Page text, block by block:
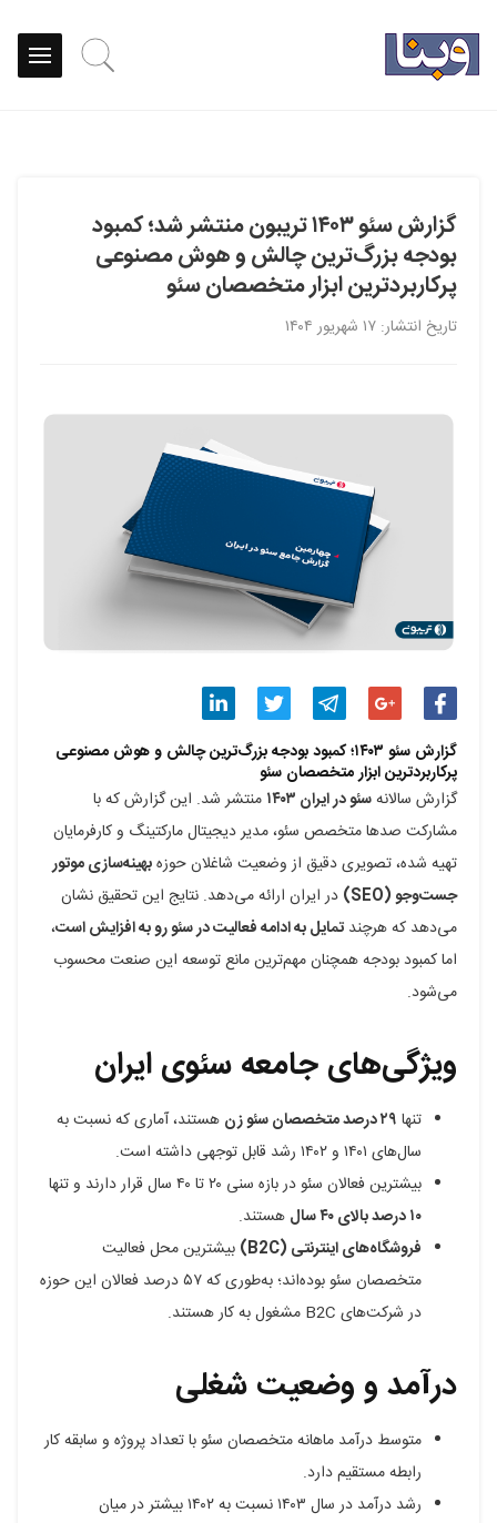
گزارش سئو ۱۴۰۳ تریبون منتشر شد؛ کمبود
بودجه بزرگ‌ترین چالش و هوش مصنوعی
پرکاربردترین ابزار متخصصان سئو
تاریخ انتشار: ۱۷ شهریور ۱۴۰۴
اشتراک
گذاری
در
فیسبوک
اشتراک
گذاری
در
گوگل
پلاس
اشتراک
گذاری
در
تلگرام
اشتراک
گذاری
در
توییتر
اشتراک
در
لینکدین
گزارش سئو ۱۴۰۳؛ کمبود بودجه بزرگ‌ترین چالش و هوش مصنوعی
پرکاربردترین ابزار متخصصان سئو
گزارش سالانهسئو در ایران ۱۴۰۳
منتشر شد. این گزارش که با
مشارکت صدها متخصص سئو، مدیر دیجیتال مارکتینگ و کارفرمایان
تهیه شده، تصویری دقیق از وضعیت شاغلان حوزهبهینه‌سازی موتور
جست‌وجو (SEO)
در ایران ارائه می‌دهد. نتایج این تحقیق نشان
می‌دهد که هرچند تمایل به ادامه فعالیت در سئو رو به افزایش است،
اما کمبود بودجه همچنان مهم‌ترین مانع توسعه این صنعت محسوب
می‌شود.
ویژگی‌های جامعه سئوی ایران
تنها ۲۹ درصد متخصصان سئو زن
هستند، آماری که نسبت به
سال‌های ۱۴۰۱ و ۱۴۰۲ رشد قابل توجهی داشته است.
بیشترین فعالان سئو در بازه سنی ۲۰ تا ۴۰ سال قرار دارند و تنها
۱۰ درصد بالای ۴۰ سال
هستند.
فروشگاه‌های اینترنتی (B2C)
بیشترین محل فعالیت
متخصصان سئو بوده‌اند؛ به‌طوری که ۵۷ درصد فعالان این حوزه
در شرکت‌های B2C مشغول به کار هستند.
درآمد و وضعیت شغلی
متوسط درآمد ماهانه متخصصان سئو با تعداد پروژه و سابقه کار
رابطه مستقیم دارد.
رشد درآمد در سال ۱۴۰۳ نسبت به ۱۴۰۲ بیشتر در میان